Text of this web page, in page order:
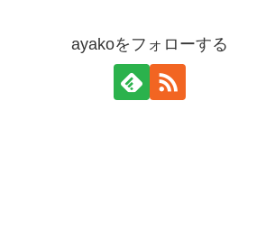
ayakoをフォローする